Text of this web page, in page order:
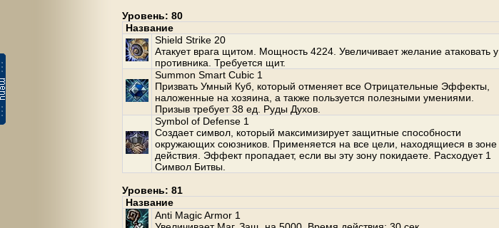
Уровень: 80
Название
Shield Strike 20
Атакует врага щитом. Мощность 4224. Увеличивает желание атаковать у
противника. Требуется щит.
Summon Smart Cubic 1
Призвать Умный Куб, который отменяет все Отрицательные Эффекты,
наложенные на хозяина, а также пользуется полезными умениями.
Призыв требует 38 ед. Руды Духов.
Symbol of Defense 1
Создает символ, который максимизирует защитные способности
окружающих союзников. Применяется на все цели, находящиеся в зоне
действия. Эффект пропадает, если вы эту зону покидаете. Расходует 1
Символ Битвы.
Уровень: 81
Название
Anti Magic Armor 1